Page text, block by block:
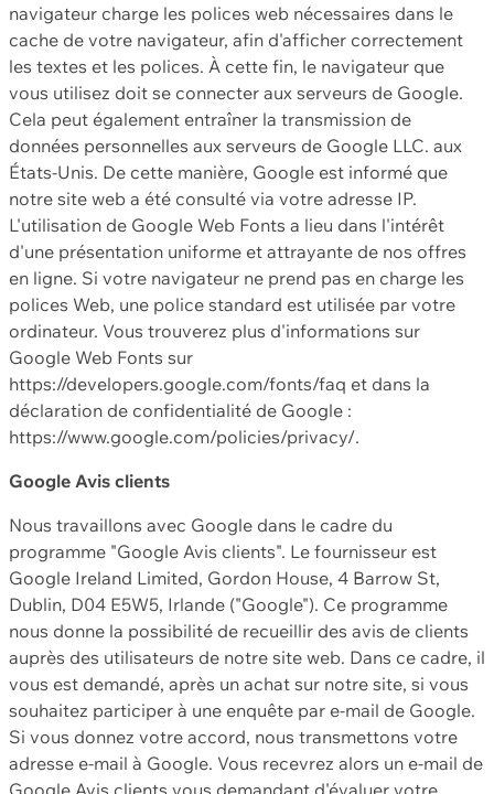
navigateur charge les polices web nécessaires dans le
cache de votre navigateur, afin d'afficher correctement
les textes et les polices. À cette fin, le navigateur que
vous utilisez doit se connecter aux serveurs de Google.
Cela peut également entraîner la transmission de
données personnelles aux serveurs de Google LLC. aux
États-Unis. De cette manière, Google est informé que
notre site web a été consulté via votre adresse IP.
L'utilisation de Google Web Fonts a lieu dans l'intérêt
d'une présentation uniforme et attrayante de nos offres
en ligne. Si votre navigateur ne prend pas en charge les
polices Web, une police standard est utilisée par votre
ordinateur. Vous trouverez plus d'informations sur
Google Web Fonts sur
https://developers.google.com/fonts/faq et dans la
déclaration de confidentialité de Google :
https://www.google.com/policies/privacy/.
Google Avis clients
Nous travaillons avec Google dans le cadre du
programme "Google Avis clients". Le fournisseur est
Google Ireland Limited, Gordon House, 4 Barrow St,
Dublin, D04 E5W5, Irlande ("Google"). Ce programme
nous donne la possibilité de recueillir des avis de clients
auprès des utilisateurs de notre site web. Dans ce cadre, il
vous est demandé, après un achat sur notre site, si vous
souhaitez participer à une enquête par e-mail de Google.
Si vous donnez votre accord, nous transmettons votre
adresse e-mail à Google. Vous recevrez alors un e-mail de